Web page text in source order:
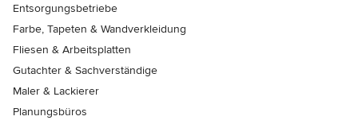
Entsorgungsbetriebe
Farbe, Tapeten & Wandverkleidung
Fliesen & Arbeitsplatten
Gutachter & Sachverständige
Maler & Lackierer
Planungsbüros